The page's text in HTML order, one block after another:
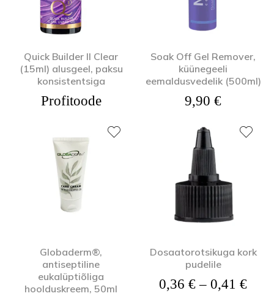
Quick Builder II Clear
(15ml) alusgeel, paksu
konsistentsiga
Profitoode
Soak Off Gel Remover,
küünegeeli
eemaldusvedelik (500ml)
9,90 €
Globaderm®,
antiseptiline
eukalüptiõliga
hoolduskreem, 50ml
Dosaatorotsikuga kork
pudelile
0,36 € – 0,41 €